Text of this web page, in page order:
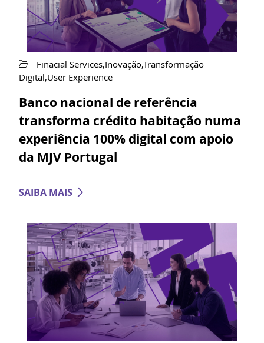
Finacial Services,Inovação,Transformação
Digital,User Experience
Banco nacional de referência
transforma crédito habitação numa
experiência 100% digital com apoio
da MJV Portugal
SAIBA MAIS